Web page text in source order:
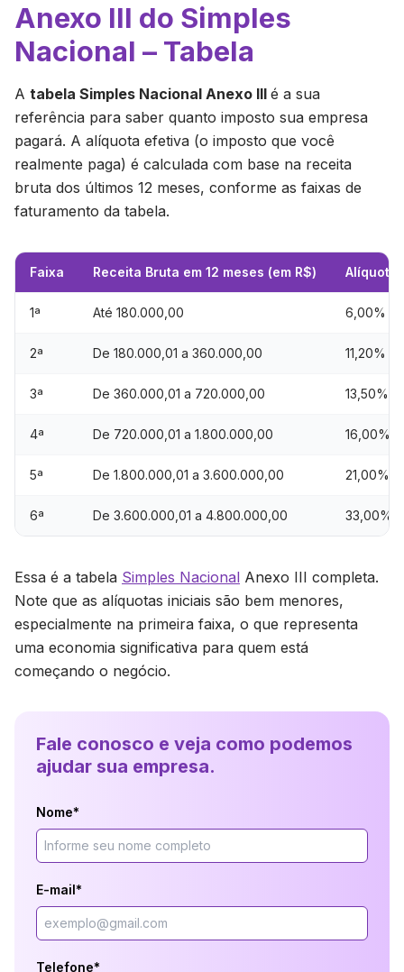
Anexo III do Simples
Nacional – Tabela
A tabela Simples Nacional Anexo III é a sua
referência para saber quanto imposto sua empresa
pagará. A alíquota efetiva (o imposto que você
realmente paga) é calculada com base na receita
bruta dos últimos 12 meses, conforme as faixas de
faturamento da tabela.
Faixa Receita Bruta em 12 meses (em R$) Alíquota
1ª Até 180.000,00 6,00%
2ª De 180.000,01 a 360.000,00 11,20%
3ª De 360.000,01 a 720.000,00 13,50%
4ª De 720.000,01 a 1.800.000,00 16,00%
5ª De 1.800.000,01 a 3.600.000,00 21,00%
6ª De 3.600.000,01 a 4.800.000,00 33,00%
Essa é a tabela Simples Nacional Anexo III completa.
Note que as alíquotas iniciais são bem menores,
especialmente na primeira faixa, o que representa
uma economia significativa para quem está
começando o negócio.
Fale conosco e veja como podemos
ajudar sua empresa.
Nome*
E-mail*
Telefone*